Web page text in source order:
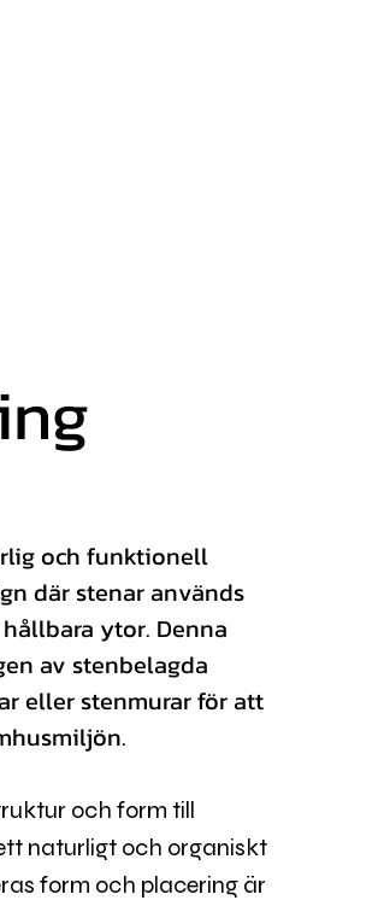
och funktionell
där stenar används
ytor. Denna
av stenbelagda
eller stenmurar för att
och form till
naturligt och organiskt
form och placering är